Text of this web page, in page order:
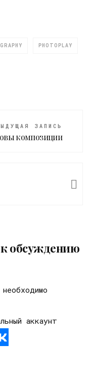
PHOTOPLAY
ЗАПИСЬ
композиции
обсуждению
аккаунт